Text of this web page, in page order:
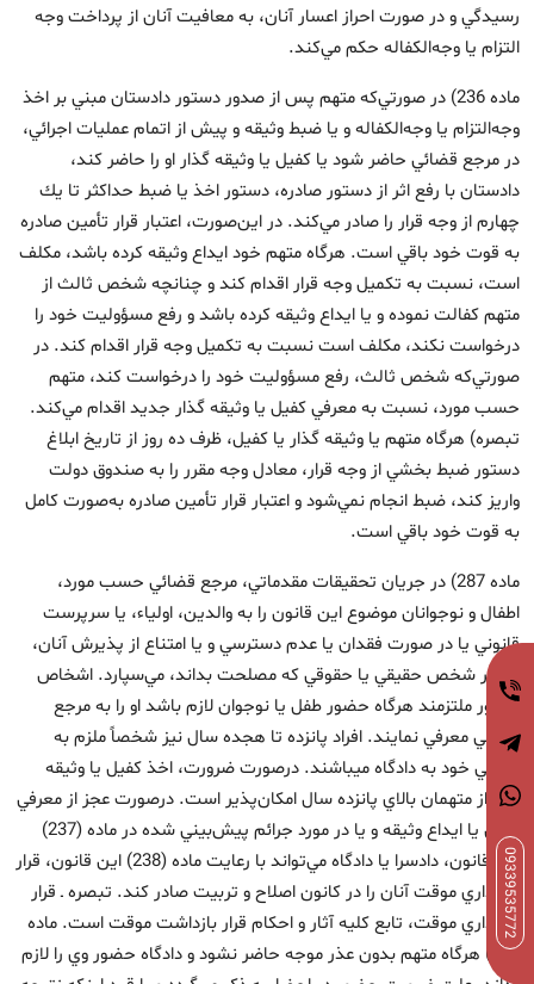
رسيدگي و در ‌صورت احراز اعسار آنان، به معافيت آنان از پرداخت وجه
‌التزام يا وجه‌الكفاله حكم مي‌كند.
ماده 236) در صورتي‌كه متهم پس از صدور دستور دادستان مبني بر اخذ
وجه‌التزام يا وجه‌الكفاله و يا ضبط وثيقه و پيش از اتمام عمليات اجرائي،
در مرجع قضائي حاضر شود يا كفيل يا وثيقه‏ گذار او را حاضر كند،
دادستان با رفع اثر از دستور صادره، دستور اخذ يا ضبط حداكثر تا يك
چهارم از وجه قرار را صادر مي‌كند. در اين‌صورت، اعتبار قرار تأمين صادره
به قوت خود باقي است. هرگاه متهم خود ايداع وثيقه كرده باشد، مكلف
است، نسبت به تكميل وجه قرار اقدام كند و چنانچه شخص ثالث از
متهم كفالت نموده و يا ايداع وثيقه كرده باشد و رفع مسؤوليت خود را
درخواست نكند، مكلف است نسبت به تكميل وجه قرار اقدام كند. در
صورتي‌كه شخص ثالث، رفع مسؤوليت خود را درخواست كند، متهم
حسب مورد، نسبت به معرفي كفيل يا وثيقه‏ گذار جديد اقدام مي‌كند.
تبصره) هرگاه متهم يا وثيقه‏ گذار يا كفيل، ظرف ده روز از تاريخ ابلاغ
دستور ضبط بخشي از وجه قرار، معادل وجه مقرر را به صندوق دولت
واريز كند، ضبط انجام نمي‌شود و اعتبار قرار تأمين صادره به‌صورت كامل
به قوت خود باقي است.
ماده 287) در جريان تحقيقات مقدماتي، مرجع قضائي حسب مورد،
اطفال و نوجوانان موضوع اين قانون را به والدين، اولياء، يا سرپرست
قانوني يا در صورت فقدان يا عدم دسترسي و يا امتناع از پذيرش آنان،
به هر شخص حقيقي يا حقوقي كه مصلحت بداند، مي‌سپارد. اشخاص
مذكور ملتزمند هرگاه حضور طفل يا نوجوان لازم باشد او را به مرجع
قضائي معرفي نمايند. افراد پانزده تا هجده سال نيز شخصاً ملزم به
معرفي خود به دادگاه ميباشند. درصورت ضرورت، اخذ كفيل يا وثيقه
تنها از متهمان بالاي پانزده سال امكان‌پذير است. درصورت عجز از معرفي
كفيل يا ايداع وثيقه و يا در مورد جرائم پيش‌بيني شده در ماده (237)
اين قانون، دادسرا يا دادگاه مي‌تواند با رعايت ماده (238) اين قانون، قرار
نگهداري موقت آنان را در کانون اصلاح و تربيت صادر کند. تبصره ـ قرار
نگهداري موقت، تابع كليه آثار و احكام قرار بازداشت موقت است. ماده
345) هرگاه متهم بدون عذر موجه حاضر نشود و دادگاه حضور وي را لازم
09339535772